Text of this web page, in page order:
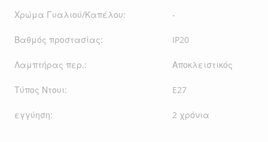
Χρώμα Γυαλιού/Καπέλου: -
Βαθμός προστασίας: IP20
Λαμπτήρας περ.: Αποκλειστικός
Τύπος Ντουι: E27
εγγύηση: 2 χρόνια